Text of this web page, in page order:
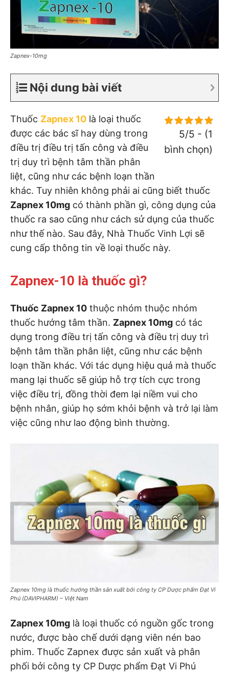
Zapnex-10mg
Nội dung bài viết
5/5 - (1
bình chọn)
Thuốc Zapnex 10 là loại thuốc
được các bác sĩ hay dùng trong
điều trị điều trị tấn công và điều
trị duy trì bệnh tâm thần phân
liệt, cũng như các bệnh loạn thần
khác. Tuy nhiên không phải ai cũng biết thuốc
Zapnex 10mg có thành phần gì, công dụng của
thuốc ra sao cũng như cách sử dụng của thuốc
như thế nào. Sau đây, Nhà Thuốc Vinh Lợi sẽ
cung cấp thông tin về loại thuốc này.
Zapnex-10 là thuốc gì?
Thuốc Zapnex 10 thuộc nhóm thuộc nhóm
thuốc hướng tâm thần. Zapnex 10mg có tác
dụng trong điều trị tấn công và điều trị duy trì
bệnh tâm thần phân liệt, cũng như các bệnh
loạn thần khác. Với tác dụng hiệu quả mà thuốc
mang lại thuốc sẽ giúp hỗ trợ tích cực trong
việc điều trị, đồng thời đem lại niềm vui cho
bệnh nhân, giúp họ sớm khỏi bệnh và trở lại làm
việc cũng như lao động bình thường.
Zapnex 10mg là thuốc hướng thần sản xuất bởi công ty CP Dược phẩm Đạt Vi
Phú (DAVIPHARM) – Việt Nam
Zapnex 10mg là loại thuốc có nguồn gốc trong
nước, được bào chế dưới dạng viên nén bao
phim. Thuốc Zapnex được sản xuất và phân
phối bởi công ty CP Dược phẩm Đạt Vi Phú